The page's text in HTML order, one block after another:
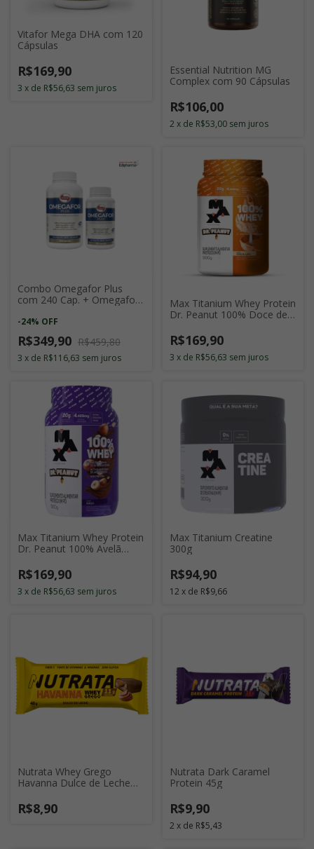
Vitafor Mega DHA com 120
Cápsulas
R$169,90
3 x de R$56,63 sem juros
Essential Nutrition MG
Complex com 90 Cápsulas
R$106,00
2 x de R$53,00 sem juros
Combo Omegafor Plus
com 240 Cap. + Omegafor
-24% OFF
R$349,90 R$459,80
3 x de R$116,63 sem juros
Max Titanium Whey Protein
Dr. Peanut 100% Doce de
R$169,90
3 x de R$56,63 sem juros
Max Titanium Whey Protein
Dr. Peanut 100% Avelã
R$169,90
3 x de R$56,63 sem juros
Max Titanium Creatine
300g
R$94,90
12 x de R$9,66
Nutrata Whey Grego
Havanna Dulce de Leche
R$8,90
Nutrata Dark Caramel
Protein 45g
R$9,90
2 x de R$5,43